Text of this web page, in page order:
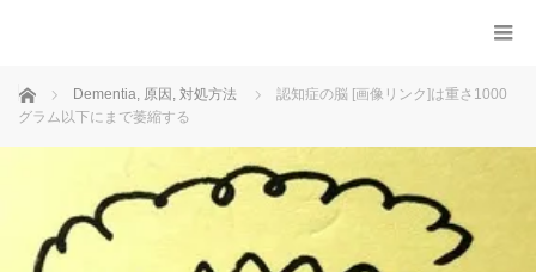
ホーム Dementia, 原因 , 対処方法
認知症の脳 [画像リンク]は重さ1000
グラム以下にまで萎縮する